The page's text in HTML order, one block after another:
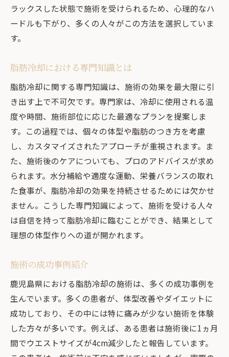
ラックスした状態で施術を受けられるため、心理的なハ
ードルも下がり、多くの人々がこの方法を選択していま
す。
脂肪冷却における専門知識とは
脂肪冷却に関する専門知識は、施術の効果を最大限に引
き出す上で不可欠です。専門家は、冷却に使用される温
度や時間、施術部位に応じた最適なプランを提案しま
す。この過程では、個々の体型や脂肪のつき方を考慮
し、カスタマイズされたアプローチが重視されます。ま
た、施術後のケアについても、プロのアドバイスが求め
られます。水分補給や適度な運動、栄養バランスの取れ
た食事が、脂肪冷却の効果を持続させるためには欠かせ
ません。こうした専門知識によって、施術を受ける人々
は自信を持って脂肪冷却に臨むことができ、結果として
理想の体型作りへの道が開かれます。
施術の成功事例紹介
鹿児島県における脂肪冷却の施術は、多くの成功事例を
生んでいます。多くの患者が、体型改善やダイエットに
成功しており、その中には特に痛みが少ない施術を体験
した方々が多いです。例えば、ある患者は施術後に1ヵ月
間でウエストサイズが4cm減少したと報告しています。